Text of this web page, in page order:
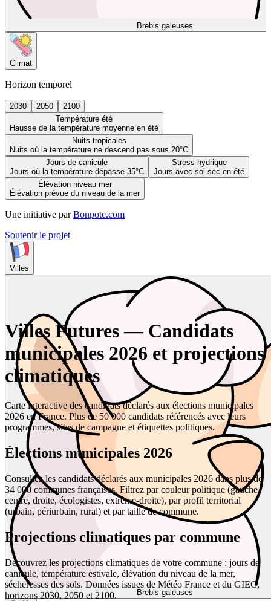
Brebis galeuses
Climat
Horizon temporel
2030 2050
2100
Température été
Hausse de la température moyenne en été
Nuits tropicales
Nuits où la température ne descend pas sous 20°C
Jours de canicule
Jours où la température dépasse 35°C
Stress hydrique
Jours avec sol sec en été
Élévation niveau mer
Élévation prévue du niveau de la mer
Une initiative par Bonpote.com
Soutenir le projet
Villes
Brebis galeuses
Villes Futures — Candidats
municipales 2026 et projections
climatiques
Carte interactive des candidats déclarés aux élections municipales
2026 en France. Plus de 50 000 candidats référencés avec leurs
programmes, sites de campagne et étiquettes politiques.
Élections municipales 2026
Consultez les candidats déclarés aux municipales 2026 dans plus de
34 000 communes françaises. Filtrez par couleur politique (gauche,
centre, droite, écologistes, extrême-droite), par profil territorial
(urbain, périurbain, rural) et par taille de commune.
Projections climatiques par commune
Découvrez les projections climatiques de votre commune : jours de
canicule, température estivale, élévation du niveau de la mer,
sécheresses des sols. Données issues de Météo France et du GIEC,
horizons 2030, 2050 et 2100.